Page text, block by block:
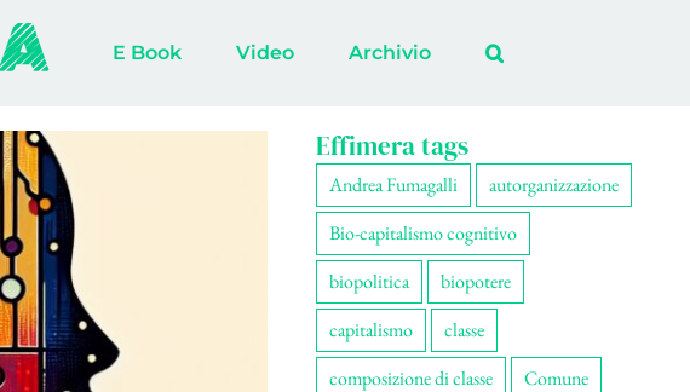
E Book Video Archivio
Effimera tags
Andrea Fumagalli
autorganizzazione
Bio-capitalismo cognitivo
biopolitica
biopotere
capitalismo
classe
composizione di classe
Comune